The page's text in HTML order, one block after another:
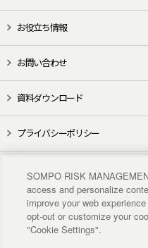
お役立ち情報
お問い合わせ
資料ダウンロード
プライバシーポリシー
X（旧Twitter）
SOMPO RISK
access and personalize
improve your web
opt-out or customize your
"Cookie Settings".